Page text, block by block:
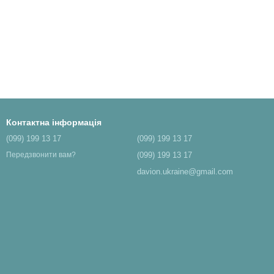
Контактна інформація
(099) 199 13 17
Передзвонити вам?
(099) 199 13 17
(099) 199 13 17
davion.ukraine@gmail.com